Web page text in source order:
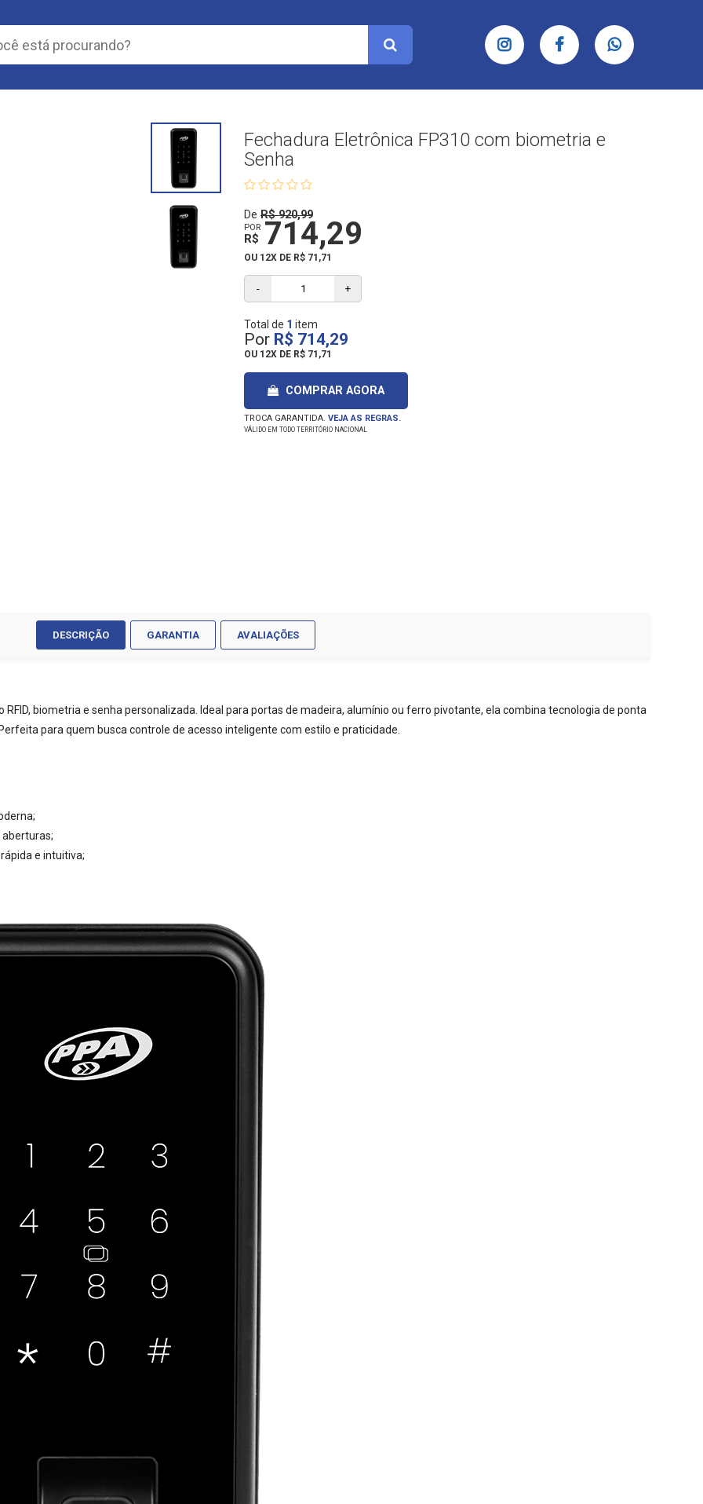
Fechadura Eletrônica FP310 com biometria e
Senha
DeR$ 920,99
POR
R$ 714,29
OU 12X DE R$ 71,71
- +
Total de 1 item
Por R$ 714,29
OU 12X DE R$ 71,71
COMPRAR AGORA
TROCA GARANTIDA.VEJA AS REGRAS.
VÁLIDO EM TODO TERRITÓRIO NACIONAL
DESCRIÇÃO GARANTIA AVALIAÇÕES
biometria e senha personalizada. Ideal para portas de madeira, alumínio ou ferro pivotante, ela combina tecnologia de ponta
para quem busca controle de acesso inteligente com estilo e praticidade.
aberturas;
e intuitiva;